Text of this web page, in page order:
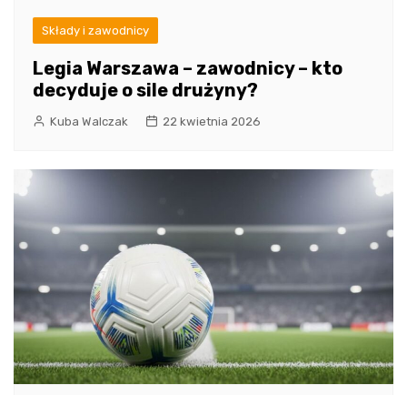
Składy i zawodnicy
Legia Warszawa – zawodnicy – kto
decyduje o sile drużyny?
Kuba Walczak 22 kwietnia 2026